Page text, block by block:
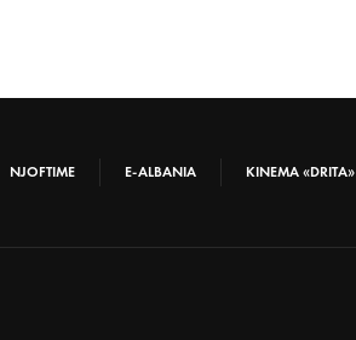
NJOFTIME E-ALBANIA KINEMA «DRITA»